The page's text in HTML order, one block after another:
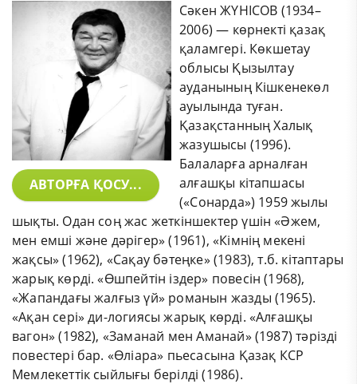
АВТОРҒА ҚОСУ...
Сәкен ЖҮНІСОВ (1934–
2006) — көрнекті қазақ
қаламгері. Көкшетау
облысы Қызылтау
ауданының Кішкенекөл
ауылында туған.
Қазақстанның Халық
жазушысы (1996).
Балаларға арналған
алғашқы кітапшасы
(«Сонарда») 1959 жылы
шықты. Одан соң жас жеткіншектер үшін «Әжем,
мен емші және дәрігер» (1961), «Кімнің мекені
жақсы» (1962), «Сақау бәтеңке» (1983), т.б. кітаптары
жарық көрді. «Өшпейтін іздер» повесін (1968),
«Жапандағы жалғыз үй» романын жазды (1965).
«Ақан сері» ди-логиясы жарық көрді. «Алғашқы
вагон» (1982), «Заманай мен Аманай» (1987) тәрізді
повестері бар. «Өліара» пьесасына Қазақ КСР
Мемлекеттік сыйлығы берілді (1986).